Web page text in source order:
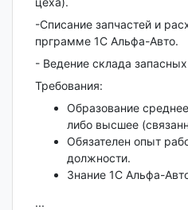
-Списание запчастей и
прграмме 1С Альфа-Авто.
- Ведение склада
Требования:
Образование
либо высшее
Обязателен опыт
должности.
Знание 1С Альфа-
...